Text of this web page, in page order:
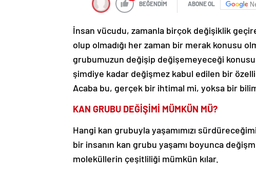
BEĞENDİM ABONE OL
İnsan vücudu, zamanla birçok değişiklik
olup olmadığı her zaman bir merak konusu
grubumuzun değişip değişemeyeceği
şimdiye kadar değişmez kabul edilen bir
Acaba bu, gerçek bir ihtimal mi, yoksa bir
KAN GRUBU DEĞİŞİMİ MÜMKÜN MÜ?
Hangi kan grubuyla yaşamımızı
bir insanın kan grubu yaşamı boyunca
moleküllerin çeşitliliği mümkün kılar.